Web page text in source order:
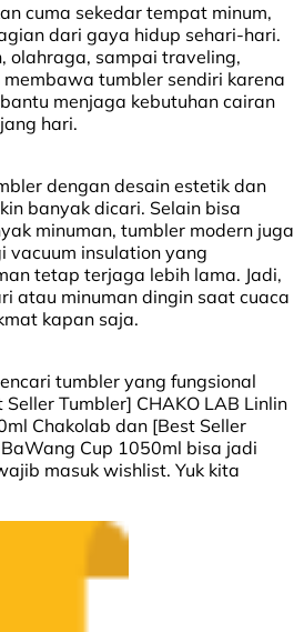
cuma sekedar tempat minum,
dari gaya hidup sehari-hari.
olahraga, sampai traveling,
tumbler sendiri karena
menjaga kebutuhan cairan
hari.
dengan desain estetik dan
banyak dicari. Selain bisa
minuman, tumbler modern juga
vacuum insulation yang
tetap terjaga lebih lama. Jadi,
atau minuman dingin saat cuaca
kapan saja.
tumbler yang fungsional
Tumbler] CHAKO LAB Linlin
Chakolab dan [Best Seller
Cup 1050ml bisa jadi
masuk wishlist. Yuk kita